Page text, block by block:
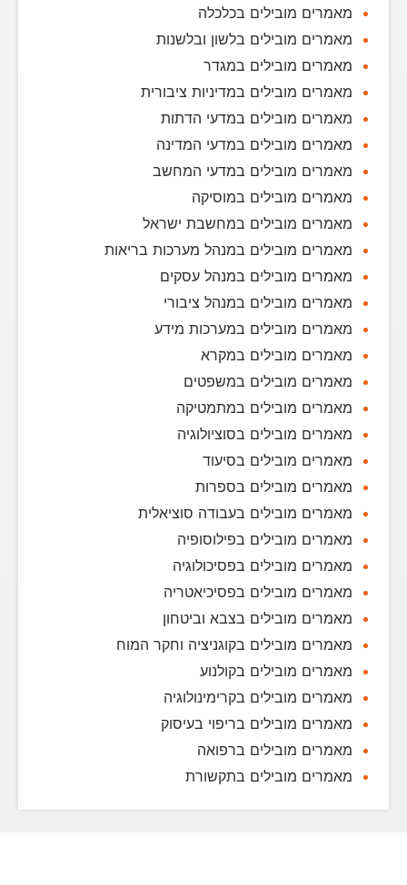
מאמרים מובילים בכלכלה
מאמרים מובילים בלשון ובלשנות
מאמרים מובילים במגדר
מאמרים מובילים במדיניות ציבורית
מאמרים מובילים במדעי הדתות
מאמרים מובילים במדעי המדינה
מאמרים מובילים במדעי המחשב
מאמרים מובילים במוסיקה
מאמרים מובילים במחשבת ישראל
מאמרים מובילים במנהל מערכות בריאות
מאמרים מובילים במנהל עסקים
מאמרים מובילים במנהל ציבורי
מאמרים מובילים במערכות מידע
מאמרים מובילים במקרא
מאמרים מובילים במשפטים
מאמרים מובילים במתמטיקה
מאמרים מובילים בסוציולוגיה
מאמרים מובילים בסיעוד
מאמרים מובילים בספרות
מאמרים מובילים בעבודה סוציאלית
מאמרים מובילים בפילוסופיה
מאמרים מובילים בפסיכולוגיה
מאמרים מובילים בפסיכיאטריה
מאמרים מובילים בצבא וביטחון
מאמרים מובילים בקוגניציה וחקר המוח
מאמרים מובילים בקולנוע
מאמרים מובילים בקרימינולוגיה
מאמרים מובילים בריפוי בעיסוק
מאמרים מובילים ברפואה
מאמרים מובילים בתקשורת